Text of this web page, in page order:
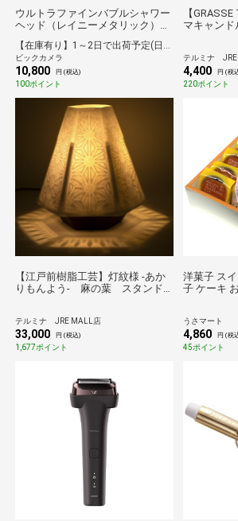
ウルトラファインバブルシャワー
ヘッド（レイニーメタリック）
ル機能]
ビックカメラ
10,800 円 (税込)
100ポイント
【
マキャンド
テルミナ JRE
4,400 円 (税
220ポイント
【江戸前樹脂工芸】灯紋様 -あか
りもんよう- 麻の葉 スタンド
テルミナ JRE MALL店
33,000 円 (税込)
1,677ポイント
洋菓子 ス
子 ケーキ
セット
うさマート
4,860 円 (税
45ポイント